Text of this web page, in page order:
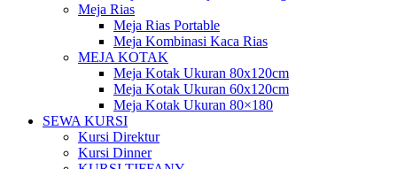
Meja Rias
Meja Rias Portable
Meja Kombinasi Kaca Rias
MEJA KOTAK
Meja Kotak Ukuran 80x120cm
Meja Kotak Ukuran 60x120cm
Meja Kotak Ukuran 80×180
SEWA KURSI
Kursi Direktur
Kursi Dinner